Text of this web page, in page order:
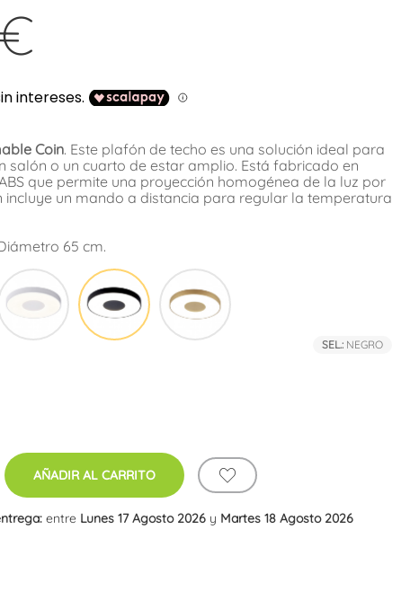
Coin. Este plafón de techo es una solución ideal para
salón o un cuarto de estar amplio. Está fabricado en
que permite una proyección homogénea de la luz por
incluye un mando a distancia para regular la temperatura
65 cm.
Blanco Negro
SEL.: NEGRO
AÑADIR AL CARRITO
entre Lunes 17 Agosto 2026 y Martes 18 Agosto 2026